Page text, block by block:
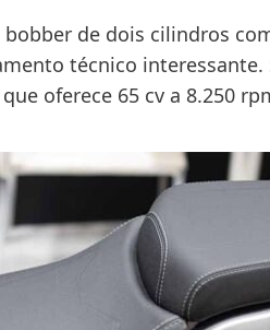
de dois cilindros
técnico
oferece 65 cv a 8.250